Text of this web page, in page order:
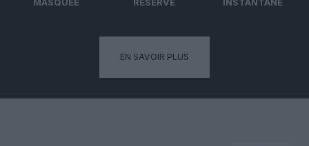
MASQUÉE
RÉSERVÉ
INSTANTANÉ
EN SAVOIR PLUS